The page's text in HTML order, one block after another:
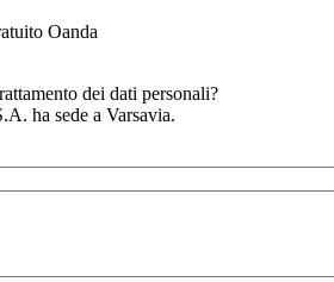
Oanda
dei dati personali?
ha sede a Varsavia.